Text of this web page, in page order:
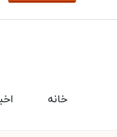
خانه